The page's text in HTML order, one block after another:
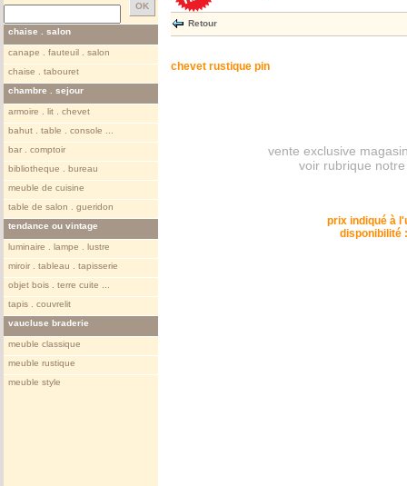
chaise . salon
canape . fauteuil . salon
chaise . tabouret
chambre . sejour
armoire . lit . chevet
bahut . table . console ...
bar . comptoir
bibliotheque . bureau
meuble de cuisine
table de salon . gueridon
tendance ou vintage
luminaire . lampe . lustre
miroir . tableau . tapisserie
objet bois . terre cuite ...
tapis . couvrelit
vaucluse braderie
meuble classique
meuble rustique
meuble style
Retour
chevet rustique pin
vente exclusive
voir rubrique
prix indiqué à
disponibilité